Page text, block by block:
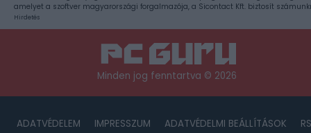
amelyet a szoftver magyarországi forgalmazója, a Sicontact Kft. biztosít
Hirdetés
Minden jog fenntartva © 2026
ADATVÉDELEM IMPRESSZUM ADATVÉDELMI BEÁLLÍTÁSOK